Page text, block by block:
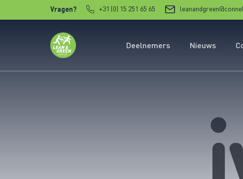
Verder naar contentVragen? +31 (0) 15 251 65 65
Deelnemers Nieuws